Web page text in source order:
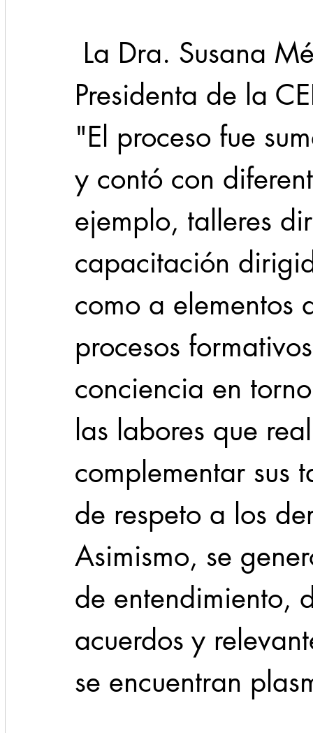
Presidenta de la
"El proceso fue
y contó con
ejemplo, talleres
capacitación
como a elementos
procesos
conciencia en
las labores que
complementar sus
de respeto a los
Asimismo, se
de entendimiento,
acuerdos y
se encuentran